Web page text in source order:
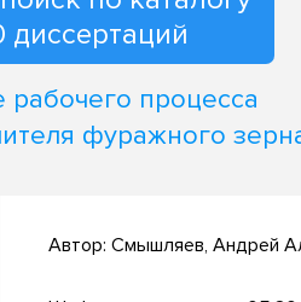
процесса
фуражного
Автор: Смышляев, Андрей